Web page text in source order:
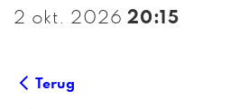
2 okt. 2026 20:15
Terug